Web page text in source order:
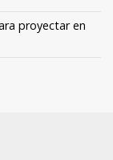
proyectar en